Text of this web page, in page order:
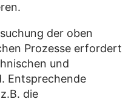
der oben
Prozesse erfordert
und
Entsprechende
die